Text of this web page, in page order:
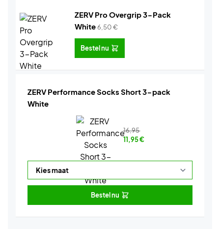
ZERV Pro Overgrip 3-Pack
White6,50€
Bestel nu
ZERV Performance Socks Short 3-pack
White
16,95
11,95€
Bestel nu